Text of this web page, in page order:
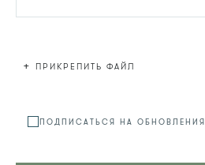
+ ПРИКРЕПИТЬ ФАЙЛ
ПОДПИСАТЬСЯ НА ОБНОВЛЕНИЯ